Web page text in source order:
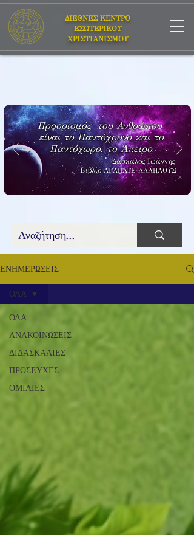
ΔΙΕΘΝΕΣ ΚΕΝΤΡΟ
ΕΣΩΤΕΡΙΚΟΥ
ΧΡΙΣΤΙΑΝΙΣΜΟΥ
Προορισμός του Ανθρώπου
είναι το Παντόχρονο και το
Παντόχωρο, το Άπειρο
Δάσκαλος Ιωάννης
ΒιβλίοΑΓΑΠΑΤΕ ΑΛΛΗΛΟΥΣ
ΕΝΗΜΕΡΩΣΕΙΣ
ΟΛΑ
ΑΝΑΚΟΙΝΩΣΕΙΣ
ΔΙΔΑΣΚΑΛΙΕΣ
ΠΡΟΣΕΥΧΕΣ
ΟΜΙΛΙΕΣ
ΟΛΑ